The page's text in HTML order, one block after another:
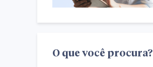
O que você procura?